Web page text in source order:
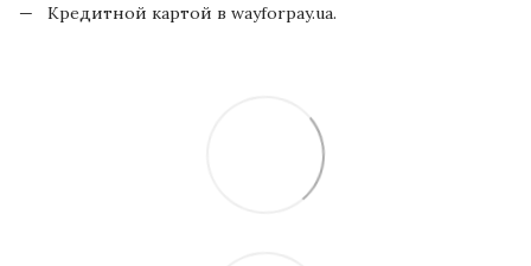
Кредитной картой в wayforpay.ua.